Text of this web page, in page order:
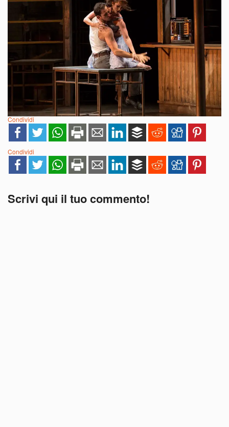
Condividi
Condividi
Scrivi qui il tuo commento!